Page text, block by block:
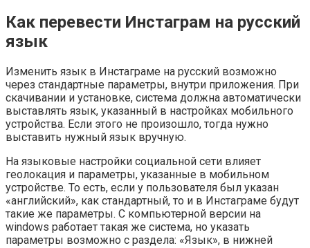
Как перевести Инстаграм на русский
язык
Изменить язык в Инстаграме на русский возможно
через стандартные параметры, внутри приложения. При
скачивании и установке, система должна автоматически
выставлять язык, указанный в настройках мобильного
устройства. Если этого не произошло, тогда нужно
выставить нужный язык вручную.
На языковые настройки социальной сети влияет
геолокация и параметры, указанные в мобильном
устройстве. То есть, если у пользователя был указан
«английский», как стандартный, то и в Инстаграме будут
такие же параметры. С компьютерной версии на
windows работает такая же система, но указать
параметры возможно с раздела: «Язык», в нижней